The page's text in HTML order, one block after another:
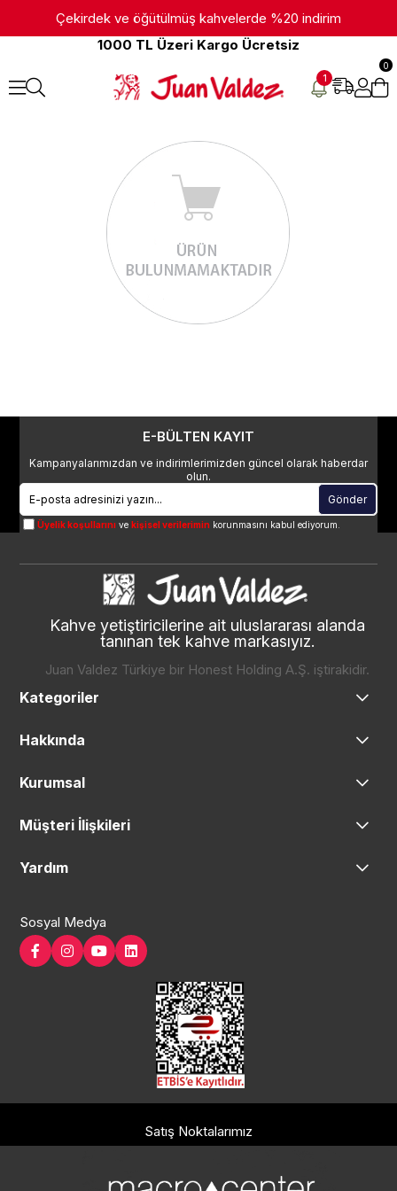
Çekirdek ve öğütülmüş kahvelerde %20 indirim
1000 TL Üzeri Kargo Ücretsiz
1
0
E-BÜLTEN KAYIT
Kampanyalarımızdan ve indirimlerimizden güncel olarak haberdar
olun.
Gönder
Üyelik koşullarını vekişisel verilerimin korunmasını kabul ediyorum.
Kahve yetiştiricilerine ait uluslararası alanda
tanınan tek kahve markasıyız.
Juan Valdez Türkiye bir Honest Holding A.Ş. iştirakidir.
Kategoriler
Hakkında
Kurumsal
Müşteri İlişkileri
Yardım
Sosyal Medya
Satış Noktalarımız